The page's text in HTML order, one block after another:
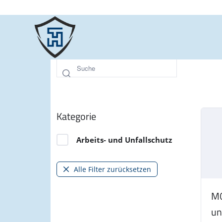
Kategorie
Arbeits- und Unfallschutz
Alle Filter zurücksetzen